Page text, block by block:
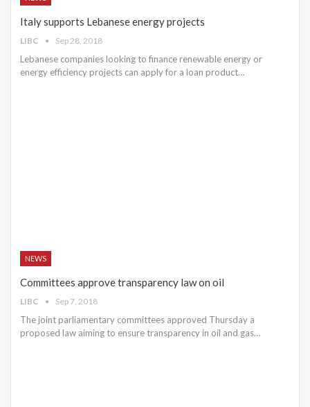
Italy supports Lebanese energy projects
LIBC Sep 28, 2018
Lebanese companies looking to finance renewable energy or
energy efficiency projects can apply for a loan product…
NEWS
Committees approve transparency law on oil
LIBC Sep 7, 2018
The joint parliamentary committees approved Thursday a
proposed law aiming to ensure transparency in oil and gas…